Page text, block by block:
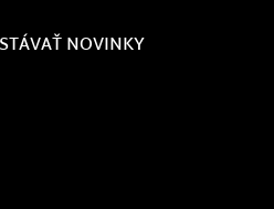
NOVINKY